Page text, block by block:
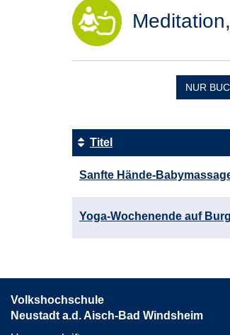
NUR
Tabellenüberschriften
sortiert
werden.
Titel
Sanfte Hände-
Yoga-Wochenende auf
Volkshochschule
Neustadt a.d. Aisch-Bad Windsheim